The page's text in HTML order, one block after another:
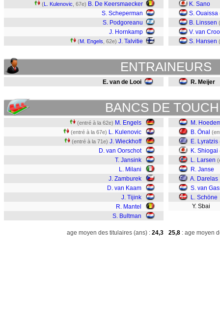
(L. Kulenovic , 67e) B. De Keersmaecker
S. Scheperman
S. Podgoreanu
J. Hornkamp
(M. Engels , 62e) J. Talvitie
K. Sano
S. Ouaissa
B. Linssen (
V. van
S. Hansen (
ENTRAINEURS
E. van de Looi R. Meijer
BANCS DE
(entré à la 62e) M. Engels
(entré à la 67e) L. Kulenovic
(entré à la 71e) J. Wieckhoff
D. van Oorschot
T. Jansink
L. Milani
J. Zamburek
D. van Kaam
J. Tijink
R. Mantel
S. Bultman
M.
B. Önal
E. Lyratzis
K. Shiogai
L. Larsen
R. Janse
A. Darelas
S. van
L. Schöne
Y. Sbai
age moyen des titulaires (ans) : 24,3 25,8 : age moyen